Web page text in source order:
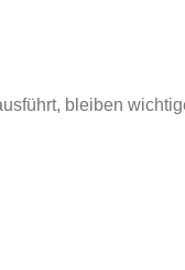
bleiben